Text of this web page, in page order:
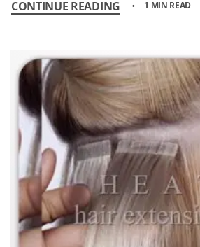
CONTINUE READING 1 MIN READ